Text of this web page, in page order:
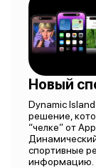
Новый
Dynamic
решение,
“челке” от
спортивные
информацию.